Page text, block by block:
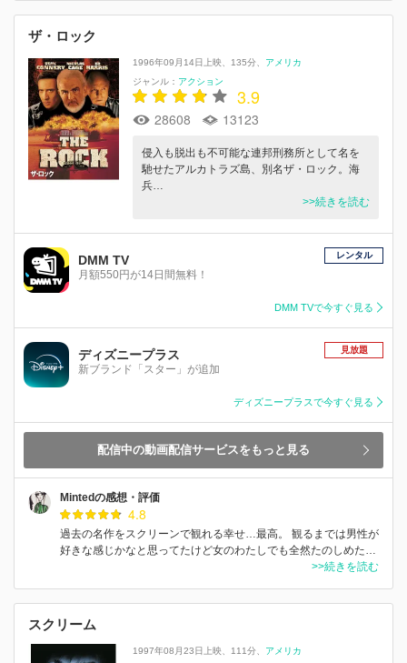
ザ・ロック
1996年09月14日上映 135分
アメリカ
ジャンル： アクション
3.9
28608 13123
侵入も脱出も不可能な連邦刑務所として名を
馳せたアルカトラズ島、別名ザ・ロック。海
兵…
>>続きを読む
DMM TV
月額550円が14日間無料！
レンタル
DMM TVで今すぐ見る
ディズニープラス
新ブランド「スター」が追加
見放題
ディズニープラスで今すぐ見る
配信中の動画配信サービスをもっと見る
Mintedの感想・評価
4.8
過去の名作をスクリーンで観れる幸せ…最高。 観るまでは男性が
好きな感じかなと思ってたけど女のわたしでも全然たのしめた…
>>続きを読む
スクリーム
1997年08月23日上映 111分
アメリカ